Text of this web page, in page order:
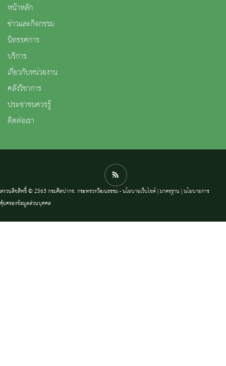
หน้าหลัก
ข่าวและกิจกรรม
นิทรรศการ
บริการ
เกี่ยวกับหน่วยงาน
คลังวิชาการ
ประชาชนควรรู้
ติดต่อเรา
สงวนลิขสิทธิ์ © 2563 กรมศิลปากร. กระทรวงวัฒนธรรม -นโยบายเว็บไซต์|มาตรฐาน |นโยบายการ
คุ้มครองข้อมูลส่วนบุคคล